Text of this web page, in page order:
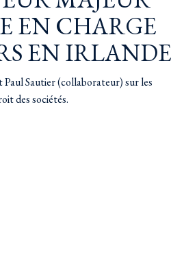
EN CHARGE
EN IRLANDE
Paul Sautier (collaborateur) sur les
des sociétés.